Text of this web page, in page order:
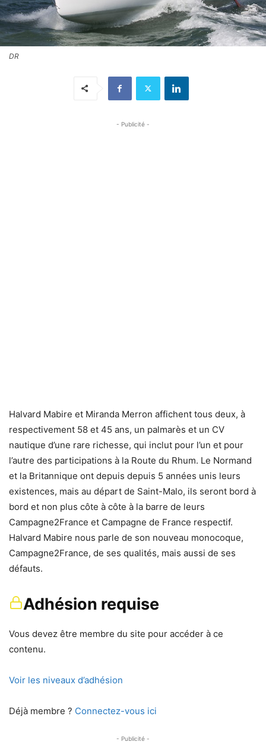
DR
- Publicité -
Halvard Mabire et Miranda Merron affichent tous deux, à
respectivement 58 et 45 ans, un palmarès et un CV
nautique d’une rare richesse, qui inclut pour l’un et pour
l’autre des participations à la Route du Rhum. Le Normand
et la Britannique ont depuis depuis 5 années unis leurs
existences, mais au départ de Saint-Malo, ils seront bord à
bord et non plus côte à côte à la barre de leurs
Campagne2France et Campagne de France respectif.
Halvard Mabire nous parle de son nouveau monocoque,
Campagne2France, de ses qualités, mais aussi de ses
défauts.
Adhésion requise
Vous devez être membre du site pour accéder à ce
contenu.
Voir les niveaux d’adhésion
Déjà membre ? Connectez-vous ici
- Publicité -